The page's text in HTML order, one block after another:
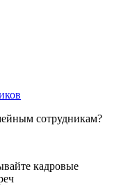
сотрудникам?
кадровые